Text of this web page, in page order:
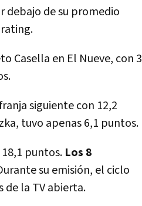
debajo de su promedio
Casella en El Nueve, con 3
siguiente con 12,2
tuvo apenas 6,1 puntos.
puntos. Los 8
su emisión, el ciclo
de la TV abierta.